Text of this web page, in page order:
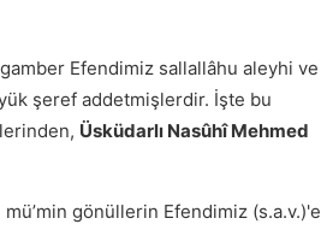
Efendimiz sallallâhu aleyhi ve
şeref addetmişlerdir. İşte bu
Üsküdarlı Nasûhî Mehmed
gönüllerin Efendimiz (s.a.v.)'e